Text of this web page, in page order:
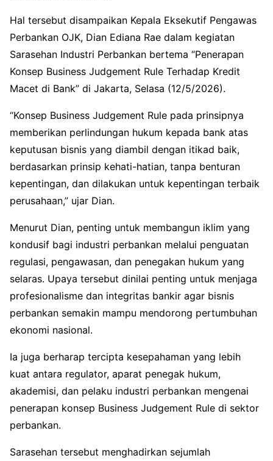
Hal tersebut disampaikan Kepala Eksekutif Pengawas
Perbankan OJK, Dian Ediana Rae dalam kegiatan
Sarasehan Industri Perbankan bertema “Penerapan
Konsep Business Judgement Rule Terhadap Kredit
Macet di Bank” di Jakarta, Selasa (12/5/2026).
“Konsep Business Judgement Rule pada prinsipnya
memberikan perlindungan hukum kepada bank atas
keputusan bisnis yang diambil dengan itikad baik,
berdasarkan prinsip kehati-hatian, tanpa benturan
kepentingan, dan dilakukan untuk kepentingan terbaik
perusahaan,” ujar Dian.
Menurut Dian, penting untuk membangun iklim yang
kondusif bagi industri perbankan melalui penguatan
regulasi, pengawasan, dan penegakan hukum yang
selaras. Upaya tersebut dinilai penting untuk menjaga
profesionalisme dan integritas bankir agar bisnis
perbankan semakin mampu mendorong pertumbuhan
ekonomi nasional.
Ia juga berharap tercipta kesepahaman yang lebih
kuat antara regulator, aparat penegak hukum,
akademisi, dan pelaku industri perbankan mengenai
penerapan konsep Business Judgement Rule di sektor
perbankan.
Sarasehan tersebut menghadirkan sejumlah